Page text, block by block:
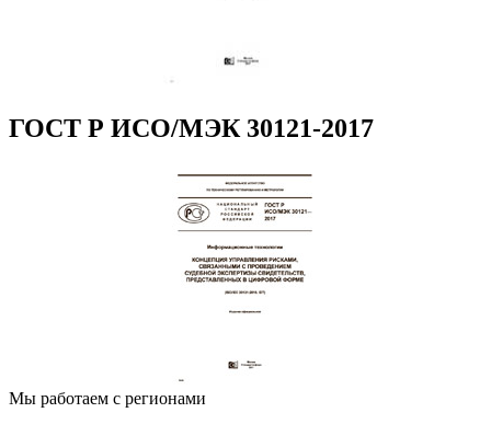
ГОСТ Р ИСО/МЭК 30121-2017
Мы работаем с регионами